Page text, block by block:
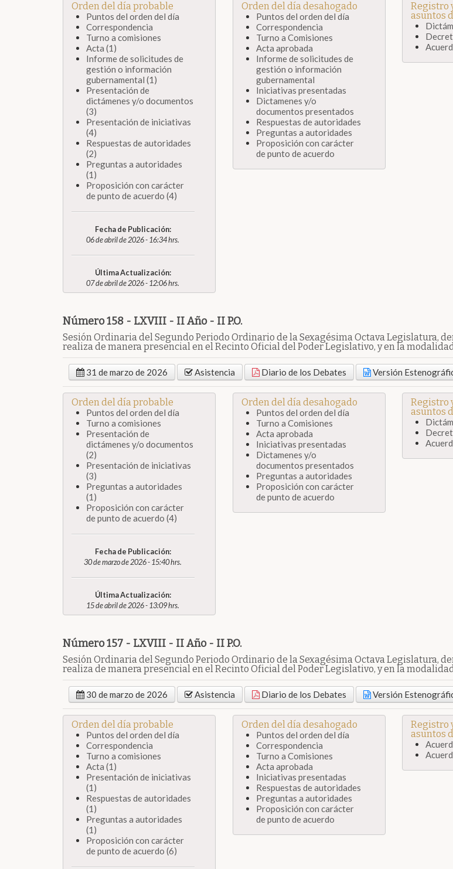
Orden del día probable
Puntos del orden del día
Correspondencia
Turno a comisiones
Acta (1)
Informe de solicitudes de
gestión o información
gubernamental (1)
Presentación de
dictámenes y/o documentos
(3)
Presentación de iniciativas
(4)
Respuestas de autoridades
(2)
Preguntas a autoridades
(1)
Proposición con carácter
de punto de acuerdo (4)
Fecha de Publicación:
06 de abril de 2026 - 16:34 hrs.
Última Actualización:
07 de abril de 2026 - 12:06 hrs.
Orden del día desahogado
Puntos del orden del día
Correspondencia
Turno a Comisiones
Acta aprobada
Informe de solicitudes de
gestión o información
gubernamental
Iniciativas presentadas
Dictamenes y/o
documentos presentados
Respuestas de autoridades
Preguntas a autoridades
Proposición con carácter
de punto de acuerdo
Registro
asuntos
Número 158 - LXVIII - II Año - II P.O.
Sesión Ordinaria del Segundo Periodo Ordinario de la Sexagésima Octava Legislatura,
realiza de manera presencial en el Recinto Oficial del Poder Legislativo, y en la
31 de marzo de 2026 Asistencia Diario de los Debates Versión
Orden del día probable
Puntos del orden del día
Turno a comisiones
Presentación de
dictámenes y/o documentos
(2)
Presentación de iniciativas
(3)
Preguntas a autoridades
(1)
Proposición con carácter
de punto de acuerdo (4)
Fecha de Publicación:
30 de marzo de 2026 - 15:40 hrs.
Última Actualización:
15 de abril de 2026 - 13:09 hrs.
Orden del día desahogado
Puntos del orden del día
Turno a Comisiones
Acta aprobada
Iniciativas presentadas
Dictamenes y/o
documentos presentados
Preguntas a autoridades
Proposición con carácter
de punto de acuerdo
Registro
asuntos
Número 157 - LXVIII - II Año - II P.O.
Sesión Ordinaria del Segundo Periodo Ordinario de la Sexagésima Octava Legislatura,
realiza de manera presencial en el Recinto Oficial del Poder Legislativo, y en la
30 de marzo de 2026 Asistencia Diario de los Debates Versión
Orden del día probable
Puntos del orden del día
Correspondencia
Turno a comisiones
Acta (1)
Presentación de iniciativas
(1)
Respuestas de autoridades
(1)
Preguntas a autoridades
(1)
Proposición con carácter
de punto de acuerdo (6)
Orden del día desahogado
Puntos del orden del día
Correspondencia
Turno a Comisiones
Acta aprobada
Iniciativas presentadas
Respuestas de autoridades
Preguntas a autoridades
Proposición con carácter
de punto de acuerdo
Registro
asuntos